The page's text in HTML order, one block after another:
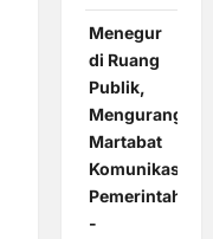
Menegur
di Ruang
Publik,
Mengurangi
Martabat
Komunikasi
Pemerintahan
-